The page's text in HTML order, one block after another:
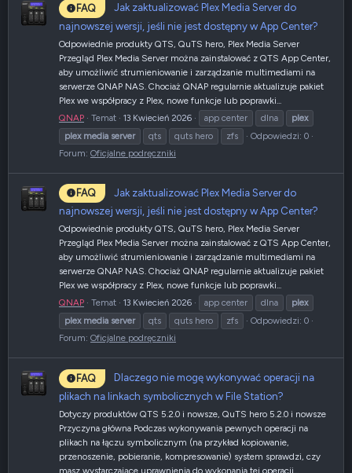
FAQ
Jak zaktualizować Plex Media Server do
najnowszej wersji, jeśli nie jest dostępny w App Center?
Odpowiednie produkty QTS, QuTS hero, Plex Media Server
Przegląd Plex Media Server można zainstalować z QTS App Center,
aby umożliwić strumieniowanie i zarządzanie multimediami na
serwerze QNAP NAS. Chociaż QNAP regularnie aktualizuje pakiet
Plex we współpracy z Plex, nowe funkcje lub poprawki...
QNAP
Temat 13 Kwiecień 2026 app center dlna
plex
plex media server qts quts hero zfs
Odpowiedzi: 0
Forum: Oficjalne podręczniki
FAQ
Jak zaktualizować Plex Media Server do
najnowszej wersji, jeśli nie jest dostępny w App Center?
Odpowiednie produkty QTS, QuTS hero, Plex Media Server
Przegląd Plex Media Server można zainstalować z QTS App Center,
aby umożliwić strumieniowanie i zarządzanie multimediami na
serwerze QNAP NAS. Chociaż QNAP regularnie aktualizuje pakiet
Plex we współpracy z Plex, nowe funkcje lub poprawki...
QNAP
Temat 13 Kwiecień 2026 app center dlna
plex
plex media server qts quts hero zfs
Odpowiedzi: 0
Forum: Oficjalne podręczniki
FAQ
Dlaczego nie mogę wykonywać operacji na
plikach na linkach symbolicznych w File Station?
Dotyczy produktów QTS 5.2.0 i nowsze, QuTS hero 5.2.0 i nowsze
Przyczyna główna Podczas wykonywania pewnych operacji na
plikach na łączu symbolicznym (na przykład kopiowanie,
przenoszenie, pobieranie, kompresowanie) system sprawdzi, czy
masz wystarczające uprawnienia do wykonania tej operacji...